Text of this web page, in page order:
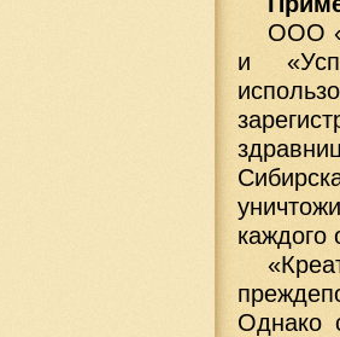
ООО
и
каждого
Однако